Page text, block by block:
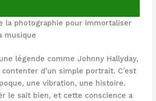
la photographie pour immortaliser
musique
légende comme Johnny Hallyday,
contenter d’un simple portrait. C’est
une vibration, une histoire.
le sait bien, et cette conscience a